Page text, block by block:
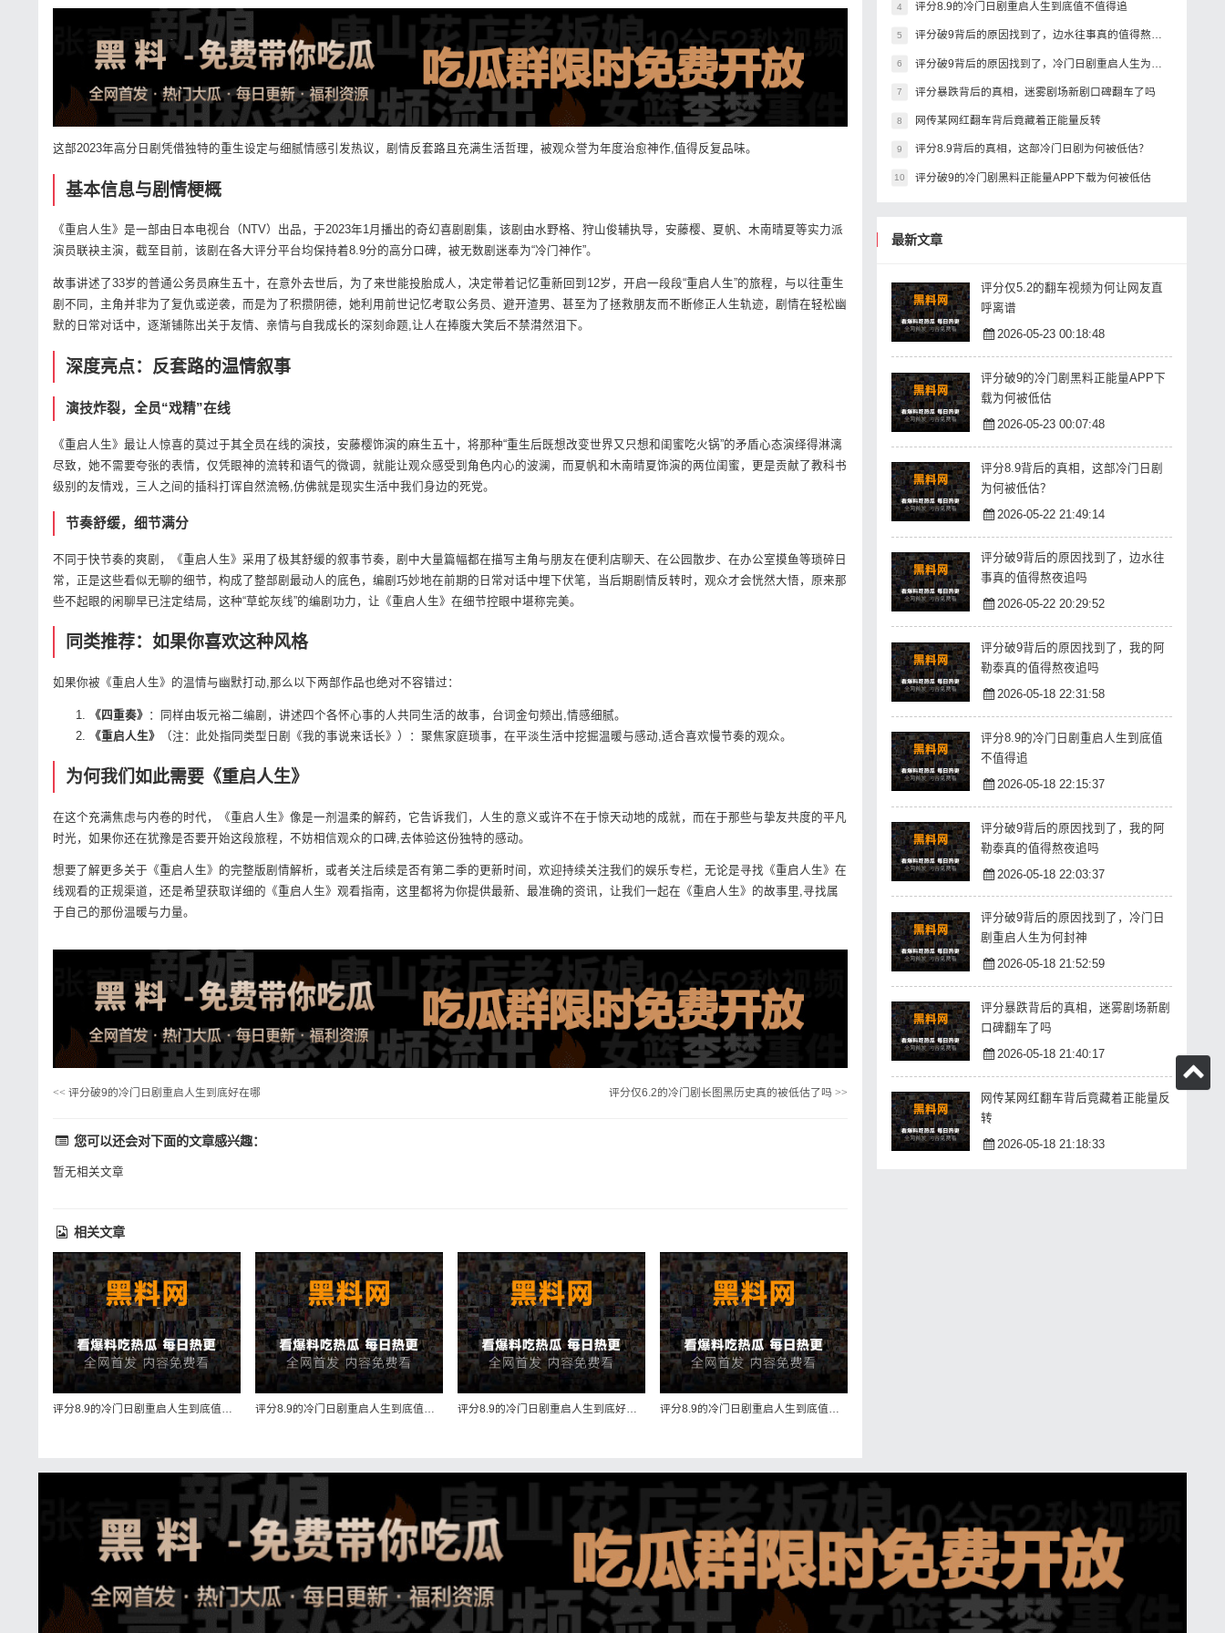
这部2023年高分日剧凭借独特的重生设定与细腻情感引发热议，剧情反套路且充满生活哲理，被观众誉为年度治愈神作,值得反复品味。
基本信息与剧情梗概
《重启人生》是一部由日本电视台（NTV）出品，于2023年1月播出的奇幻喜剧剧集，该剧由水野格、狩山俊辅执导，安藤樱、夏帆、木南晴夏等实力派
演员联袂主演，截至目前，该剧在各大评分平台均保持着8.9分的高分口碑，被无数剧迷奉为“冷门神作”。
故事讲述了33岁的普通公务员麻生五十，在意外去世后，为了来世能投胎成人，决定带着记忆重新回到12岁，开启一段段“重启人生”的旅程，与以往重生
剧不同，主角并非为了复仇或逆袭，而是为了积攒阴德，她利用前世记忆考取公务员、避开渣男、甚至为了拯救朋友而不断修正人生轨迹，剧情在轻松幽
默的日常对话中，逐渐铺陈出关于友情、亲情与自我成长的深刻命题,让人在捧腹大笑后不禁潸然泪下。
深度亮点：反套路的温情叙事
演技炸裂，全员“戏精”在线
《重启人生》最让人惊喜的莫过于其全员在线的演技，安藤樱饰演的麻生五十，将那种“重生后既想改变世界又只想和闺蜜吃火锅”的矛盾心态演绎得淋漓
尽致，她不需要夸张的表情，仅凭眼神的流转和语气的微调，就能让观众感受到角色内心的波澜，而夏帆和木南晴夏饰演的两位闺蜜，更是贡献了教科书
级别的友情戏，三人之间的插科打诨自然流畅,仿佛就是现实生活中我们身边的死党。
节奏舒缓，细节满分
不同于快节奏的爽剧，《重启人生》采用了极其舒缓的叙事节奏，剧中大量篇幅都在描写主角与朋友在便利店聊天、在公园散步、在办公室摸鱼等琐碎日
常，正是这些看似无聊的细节，构成了整部剧最动人的底色，编剧巧妙地在前期的日常对话中埋下伏笔，当后期剧情反转时，观众才会恍然大悟，原来那
些不起眼的闲聊早已注定结局，这种“草蛇灰线”的编剧功力，让《重启人生》在细节控眼中堪称完美。
同类推荐：如果你喜欢这种风格
如果你被《重启人生》的温情与幽默打动,那么以下两部作品也绝对不容错过：
《四重奏》 ：同样由坂元裕二编剧，讲述四个各怀心事的人共同生活的故事，台词金句频出,情感细腻。
《重启人生》
（注：此处指同类型日剧《我的事说来话长》）：聚焦家庭琐事，在平淡生活中挖掘温暖与感动,适合喜欢慢节奏的观众。
为何我们如此需要《重启人生》
在这个充满焦虑与内卷的时代，《重启人生》像是一剂温柔的解药，它告诉我们，人生的意义或许不在于惊天动地的成就，而在于那些与挚友共度的平凡
时光，如果你还在犹豫是否要开始这段旅程，不妨相信观众的口碑,去体验这份独特的感动。
想要了解更多关于《重启人生》的完整版剧情解析，或者关注后续是否有第二季的更新时间，欢迎持续关注我们的娱乐专栏，无论是寻找《重启人生》在
线观看的正规渠道，还是希望获取详细的《重启人生》观看指南，这里都将为你提供最新、最准确的资讯，让我们一起在《重启人生》的故事里,寻找属
于自己的那份温暖与力量。
<< 评分破9的冷门日剧重启人生到底好在哪 评分仅6.2的冷门剧长图黑历史真的被低估了吗>>
您可以还会对下面的文章感兴趣：
暂无相关文章
相关文章
评分8.9的冷门日剧重启人生到底值不值得追 评分8.9的冷门日剧重启人生到底值不值得追 评分8.9的冷门日剧重启人生到底好在哪 评分8.9的冷门日剧重启人生到底值不值得追
4 评分8.9的冷门日剧重启人生到底值不值得追
5 评分破9背后的原因找到了，边水往事真的值得熬夜追吗
6 评分破9背后的原因找到了，冷门日剧重启人生为何封神
7 评分暴跌背后的真相，迷雾剧场新剧口碑翻车了吗
8 网传某网红翻车背后竟藏着正能量反转
9 评分8.9背后的真相，这部冷门日剧为何被低估？
10 评分破9的冷门剧黑料正能量APP下载为何被低估
最新文章
评分仅5.2的翻车视频为何让网友直
呼离谱
2026-05-23 00:18:48
评分破9的冷门剧黑料正能量APP下
载为何被低估
2026-05-23 00:07:48
评分8.9背后的真相，这部冷门日剧
为何被低估？
2026-05-22 21:49:14
评分破9背后的原因找到了，边水往
事真的值得熬夜追吗
2026-05-22 20:29:52
评分破9背后的原因找到了，我的阿
勒泰真的值得熬夜追吗
2026-05-18 22:31:58
评分8.9的冷门日剧重启人生到底值
不值得追
2026-05-18 22:15:37
评分破9背后的原因找到了，我的阿
勒泰真的值得熬夜追吗
2026-05-18 22:03:37
评分破9背后的原因找到了，冷门日
剧重启人生为何封神
2026-05-18 21:52:59
评分暴跌背后的真相，迷雾剧场新剧
口碑翻车了吗
2026-05-18 21:40:17
网传某网红翻车背后竟藏着正能量反
转
2026-05-18 21:18:33